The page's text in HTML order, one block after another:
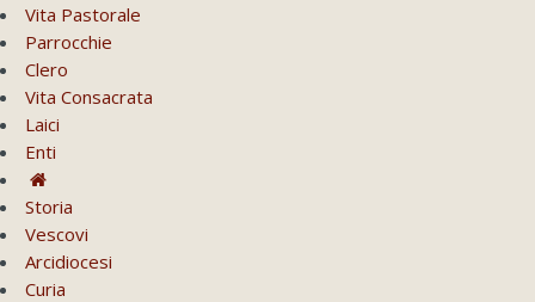
Vita Pastorale
Parrocchie
Clero
Vita Consacrata
Laici
Enti
Storia
Vescovi
Arcidiocesi
Curia